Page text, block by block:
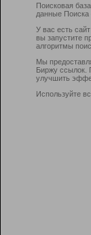
Поисковая
данные Поиска
У вас есть
вы запустите
алгоритмы
Мы
Биржу ссылок.
улучшить
Используйте